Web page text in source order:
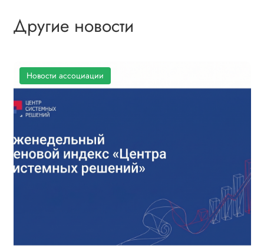
Другие новости
Новости ассоциации